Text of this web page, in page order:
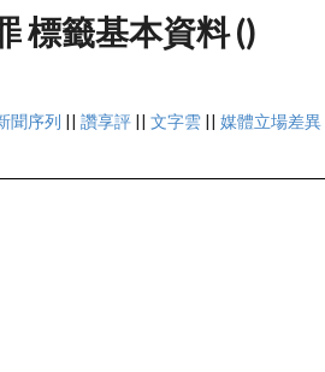
標籤基本資料 ()
聞序列 || 讚享評 || 文字雲 || 媒體立場差異